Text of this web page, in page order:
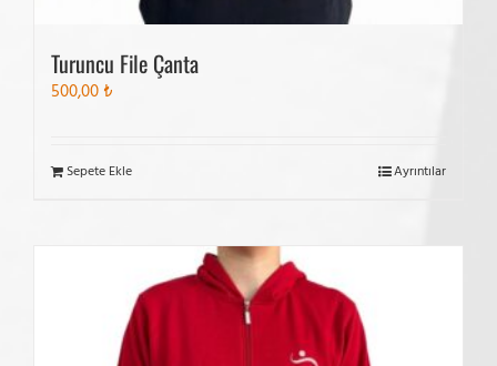
Turuncu File Çanta
500,00 ₺
Sepete Ekle Ayrıntılar